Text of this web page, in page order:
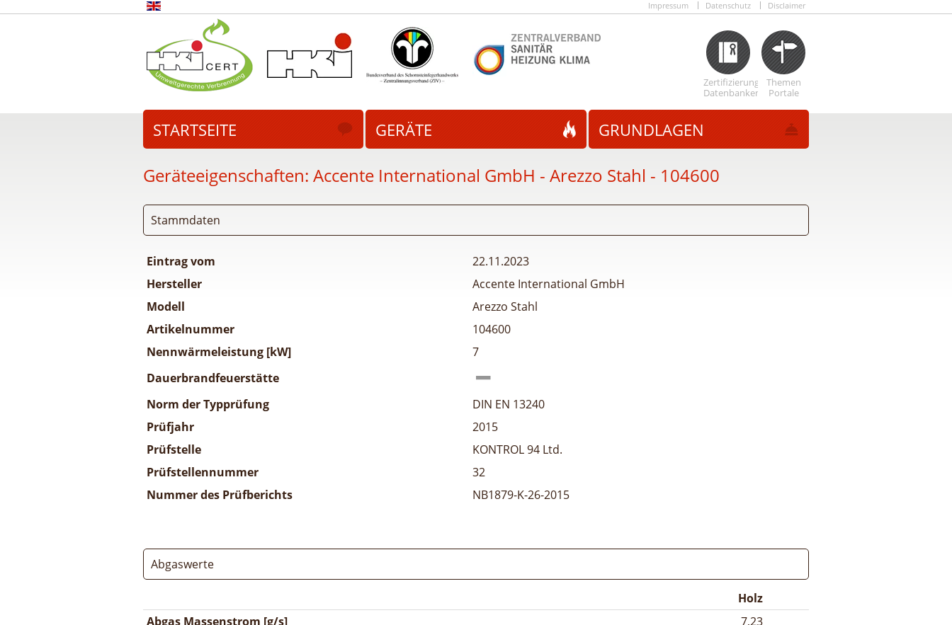
Impressum Datenschutz Disclaimer
Zertifizierungs
Datenbanken
Themen
Portale
STARTSEITE GERÄTE GRUNDLAGEN
Geräteeigenschaften: Accente International GmbH - Arezzo Stahl - 104600
Stammdaten
Eintrag vom
22.11.2023
Hersteller
Accente International GmbH
Modell
Arezzo Stahl
Artikelnummer
104600
Nennwärmeleistung [kW]
7
Dauerbrandfeuerstätte
Norm der Typprüfung
DIN EN 13240
Prüfjahr
2015
Prüfstelle
KONTROL 94 Ltd.
Prüfstellennummer
32
Nummer des Prüfberichts
NB1879-K-26-2015
Abgaswerte
Holz
Abgas Massenstrom [g/s]
7,23